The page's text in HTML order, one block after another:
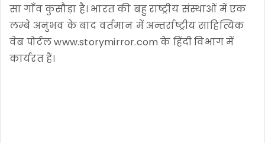
सा गाँव कुसौड़ा है। भारत की बहु राष्ट्रीय संस्थाओं में एक
लम्बे अनुभव के बाद वर्तमान में अन्तर्राष्ट्रीय साहित्यिक
वेब पोर्टल www.storymirror.com के हिंदी विभाग में
कार्यरत हैं।